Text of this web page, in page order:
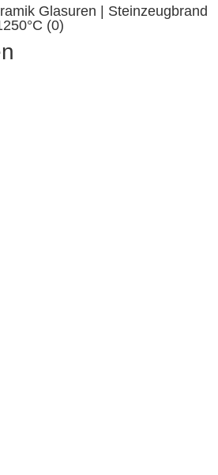
Glasuren | Steinzeugbrand
(0)